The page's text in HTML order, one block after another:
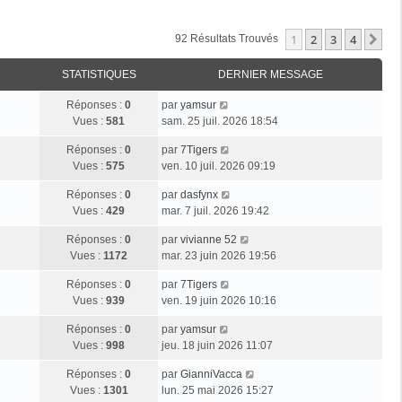
92 Résultats Trouvés 1 2 3 4
STATISTIQUES DERNIER MESSAGE
Réponses : 0
Vues : 581
par yamsur
sam. 25 juil. 2026 18:54
Réponses : 0
Vues : 575
par 7Tigers
ven. 10 juil. 2026 09:19
Réponses : 0
Vues : 429
par dasfynx
mar. 7 juil. 2026 19:42
Réponses : 0
Vues : 1172
par vivianne 52
mar. 23 juin 2026 19:56
Réponses : 0
Vues : 939
par 7Tigers
ven. 19 juin 2026 10:16
Réponses : 0
Vues : 998
par yamsur
jeu. 18 juin 2026 11:07
Réponses : 0
Vues : 1301
par GianniVacca
lun. 25 mai 2026 15:27